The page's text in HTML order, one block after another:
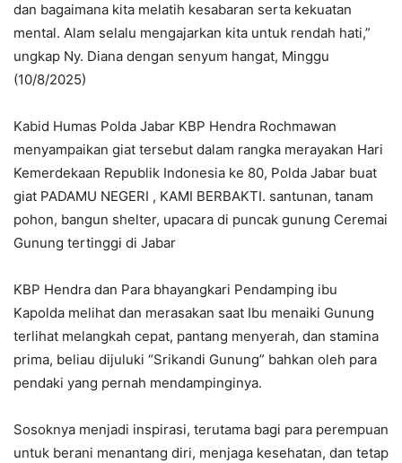
dan bagaimana kita melatih kesabaran serta kekuatan
mental. Alam selalu mengajarkan kita untuk rendah hati,”
ungkap Ny. Diana dengan senyum hangat, Minggu
(10/8/2025)
Kabid Humas Polda Jabar KBP Hendra Rochmawan
menyampaikan giat tersebut dalam rangka merayakan Hari
Kemerdekaan Republik Indonesia ke 80, Polda Jabar buat
giat PADAMU NEGERI , KAMI BERBAKTI. santunan, tanam
pohon, bangun shelter, upacara di puncak gunung Ceremai
Gunung tertinggi di Jabar
KBP Hendra dan Para bhayangkari Pendamping ibu
Kapolda melihat dan merasakan saat Ibu menaiki Gunung
terlihat melangkah cepat, pantang menyerah, dan stamina
prima, beliau dijuluki “Srikandi Gunung” bahkan oleh para
pendaki yang pernah mendampinginya.
Sosoknya menjadi inspirasi, terutama bagi para perempuan
untuk berani menantang diri, menjaga kesehatan, dan tetap